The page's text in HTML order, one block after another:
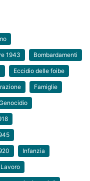
1943 Bombardamenti
Eccidio delle foibe
Famiglie
Infanzia
Lavoro